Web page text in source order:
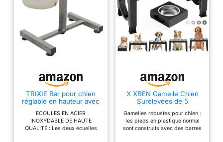
TRIXIE Bar pour chien
réglable en hauteur avec
Structure métallique -
Blocage de la gamelle -
Pieds en caoutchouc
ECOULES EN ACIER
INOXYDABLE DE HAUTE
QUALITÉ : Les deux écuelles
X XBEN Gamelle Chien
Surélevées de 5
Gamelle pour Chien avec
2 Bols en Acier
Inoxydable de 1,5L,
Gamelles robustes pour chien :
les pieds en plastique normal
sont construits avec des barres